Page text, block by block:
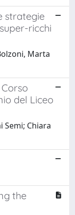
strategie
ricchi
Marta
del Liceo
Semi; Chiara
the